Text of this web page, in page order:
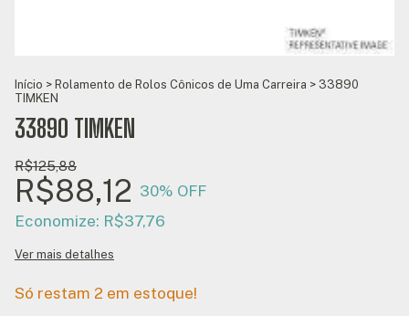
Início > Rolamento de Rolos Cônicos de Uma Carreira > 33890
TIMKEN
33890 TIMKEN
R$125,88
R$88,12 30% OFF
Economize: R$37,76
Ver mais detalhes
Só restam 2 em estoque!